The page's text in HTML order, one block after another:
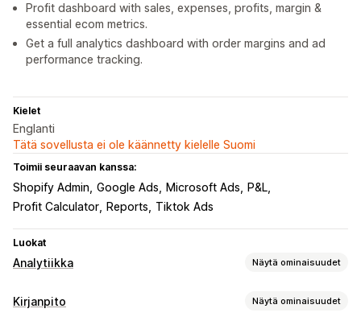
Profit dashboard with sales, expenses, profits, margin &
essential ecom metrics.
Get a full analytics dashboard with order margins and ad
performance tracking.
Kielet
Englanti
Tätä sovellusta ei ole käännetty kielelle Suomi
Toimii seuraavan kanssa:
Shopify Admin Google Ads Microsoft Ads
P&L
Profit Calculator
Reports Tiktok Ads
Luokat
Analytiikka Näytä ominaisuudet
Markkinointi ja myynti
Kirjanpito Näytä ominaisuudet